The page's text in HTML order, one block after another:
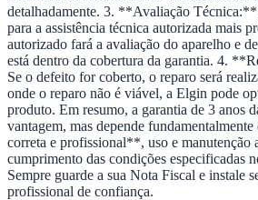
detalhadamente. 3. **Avaliação
para a assistência técnica autorizada mais
autorizado fará a avaliação do aparelho e
está dentro da cobertura da garantia. 4.
Se o defeito for coberto, o reparo será
onde o reparo não é viável, a Elgin pode
produto. Em resumo, a garantia de 3 anos
vantagem, mas depende
correta e profissional**, uso e manutenção
cumprimento das condições especificadas
Sempre guarde a sua Nota Fiscal e instale
profissional de confiança.